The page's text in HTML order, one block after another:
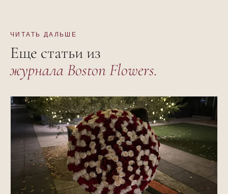
ЧИТАТЬ ДАЛЬШЕ
Еще статьи из
журнала Boston Flowers.